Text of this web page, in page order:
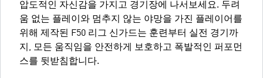
압도적인 자신감을 가지고 경기장에 나서보세요. 두려
움 없는 플레이와 멈추지 않는 야망을 가진 플레이어를
위해 제작된 F50 리그 신가드는 훈련부터 실전 경기까
지, 모든 움직임을 안전하게 보호하고 폭발적인 퍼포먼
스를 뒷받침합니다.